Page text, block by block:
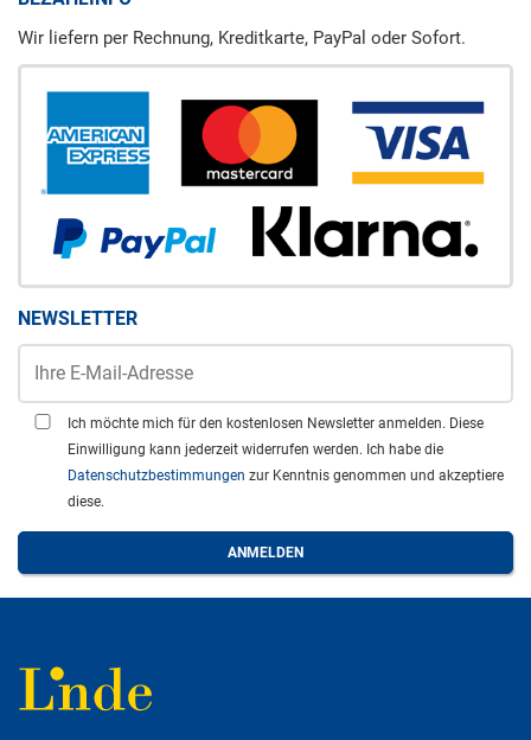
Wir liefern per Rechnung, Kreditkarte, PayPal oder Sofort.
NEWSLETTER
Ich möchte mich für den kostenlosen Newsletter anmelden. Diese
Einwilligung kann jederzeit widerrufen werden. Ich habe die
Datenschutzbestimmungen zur Kenntnis genommen und akzeptiere
diese.